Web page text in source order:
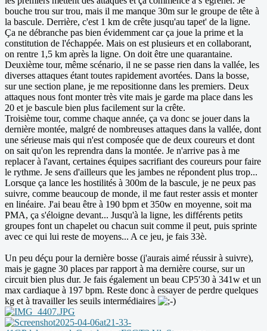
bouche trou sur trou, mais il me manque 30m sur le groupe de tête à
la bascule. Derrière, c'est 1 km de crête jusqu'au tapet' de la ligne.
Ça ne débranche pas bien évidemment car ça joue la prime et la
constitution de l'échappée. Mais on est plusieurs et en collaborant,
on rentre 1,5 km après la ligne. On doit être une quarantaine.
Deuxième tour, même scénario, il ne se passe rien dans la vallée, les
diverses attaques étant toutes rapidement avortées. Dans la bosse,
sur une section plane, je me repositionne dans les premiers. Deux
attaques nous font monter très vite mais je garde ma place dans les
20 et je bascule bien plus facilement sur la crête.
Troisième tour, comme chaque année, ça va donc se jouer dans la
dernière montée, malgré de nombreuses attaques dans la vallée, dont
une sérieuse mais qui n'est composée que de deux coureurs et dont
on sait qu'on les reprendra dans la montée. Je n'arrive pas à me
replacer à l'avant, certaines équipes sacrifiant des coureurs pour faire
le rythme. Je sens d'ailleurs que les jambes ne répondent plus trop...
Lorsque ça lance les hostilités à 300m de la bascule, je ne peux pas
suivre, comme beaucoup de monde, il me faut rester assis et monter
en linéaire. J'ai beau être à 190 bpm et 350w en moyenne, soit ma
PMA, ça s'éloigne devant... Jusqu'à la ligne, les différents petits
groupes font un chapelet ou chacun suit comme il peut, puis sprinte
avec ce qui lui reste de moyens... A ce jeu, je fais 33è.
Un peu déçu pour la dernière bosse (j'aurais aimé réussir à suivre),
mais je gagne 30 places par rapport à ma dernière course, sur un
circuit bien plus dur. Je fais également un beau CP5'30 à 341w et un
max cardiaque à 197 bpm. Reste donc à essayer de perdre quelques
kg et à travailler les seuils intermédiaires